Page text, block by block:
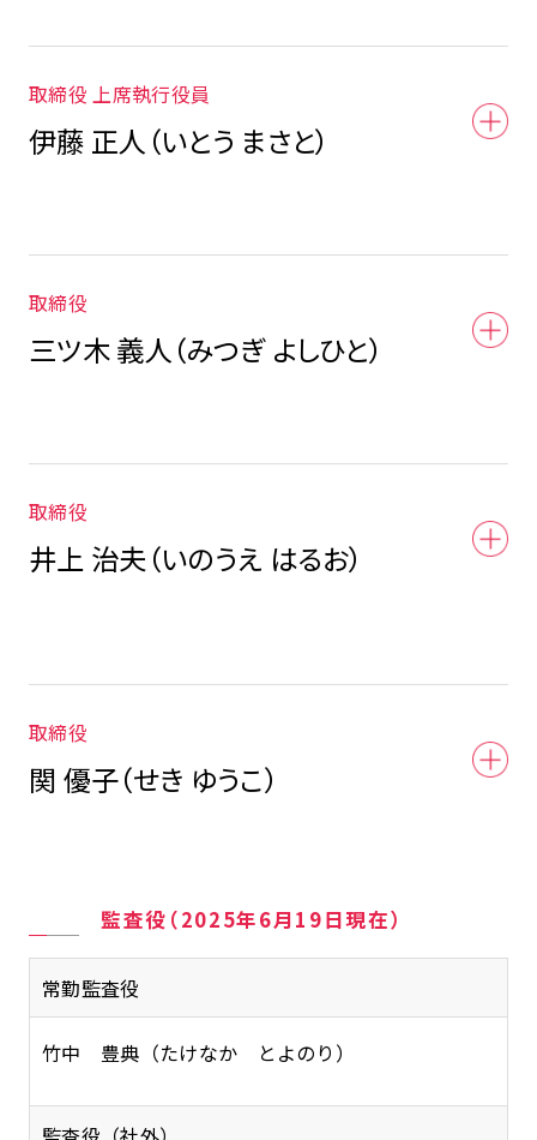
取締役 上席執行役員
伊藤 正人（いとう まさと）
取締役
三ツ木 義人（みつぎ よしひと）
取締役
井上 治夫（いのうえ はるお）
取締役
関 優子（せき ゆうこ）
監査役（2025年6月19日現在）
常勤監査役
竹中 豊典（たけなか とよのり）